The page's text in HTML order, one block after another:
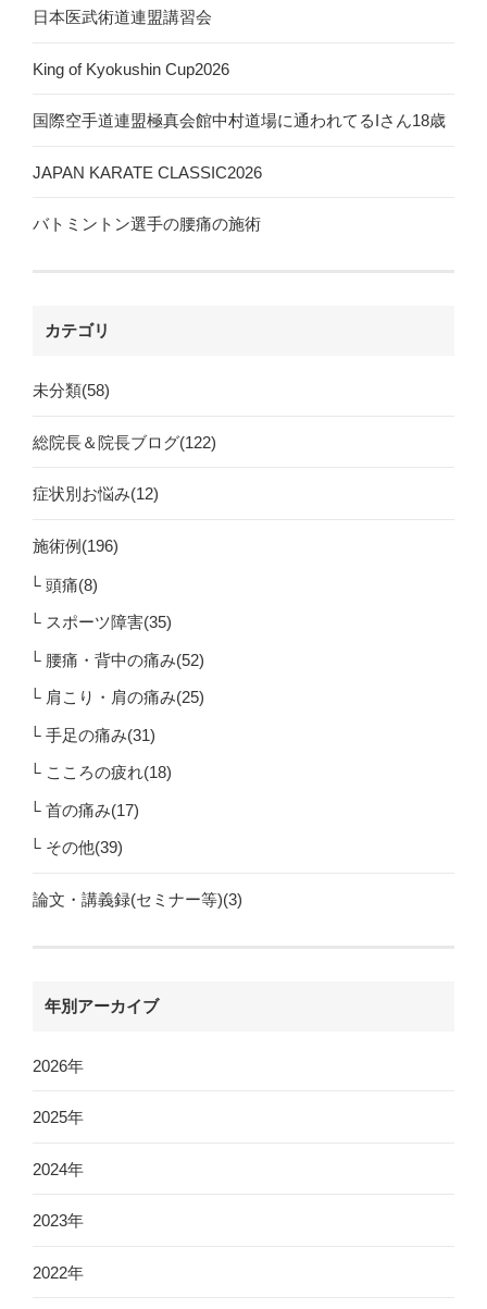
日本医武術道連盟講習会
King of Kyokushin Cup2026
国際空手道連盟極真会館中村道場に通われてるIさん18歳
JAPAN KARATE CLASSIC2026
バトミントン選手の腰痛の施術
カテゴリ
未分類(58)
総院長＆院長ブログ(122)
症状別お悩み(12)
施術例(196)
頭痛(8)
スポーツ障害(35)
腰痛・背中の痛み(52)
肩こり・肩の痛み(25)
手足の痛み(31)
こころの疲れ(18)
首の痛み(17)
その他(39)
論文・講義録(セミナー等)(3)
年別アーカイブ
2026年
2025年
2024年
2023年
2022年